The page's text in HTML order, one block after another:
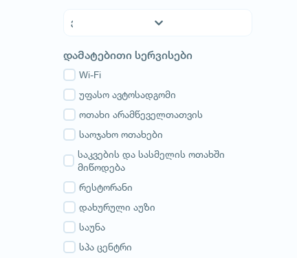
4* სასტუმროები
ჰოსტელები
საოჯახო სასტუმროები
აპარტამენტები
კოტეჯები
კახეთი
თბილისი
მცხეთა-მთიანეთი
შიდა ქართლი
სამცხე-ჯავახეთი
იმერეთი
გურია
სამეგრელო
სვანეთი
რაჭა-ლეჩხუმი
აჭარა
დამატებითი სერვისები
Wi-Fi
უფასო ავტოსადგომი
ოთახი არამწეველთათვის
საოჯახო ოთახები
საკვების და სასმელის ოთახში
მიწოდება
რესტორანი
დახურული აუზი
საუნა
სპა ცენტრი